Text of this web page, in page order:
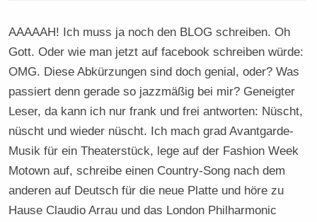
AAAAAH! Ich muss ja noch den BLOG schreiben. Oh
Gott. Oder wie man jetzt auf facebook schreiben würde:
OMG. Diese Abkürzungen sind doch genial, oder? Was
passiert denn gerade so jazzmäßig bei mir? Geneigter
Leser, da kann ich nur frank und frei antworten: Nüscht,
nüscht und wieder nüscht. Ich mach grad Avantgarde-
Musik für ein Theaterstück, lege auf der Fashion Week
Motown auf, schreibe einen Country-Song nach dem
anderen auf Deutsch für die neue Platte und höre zu
Hause Claudio Arrau und das London Philharmonic